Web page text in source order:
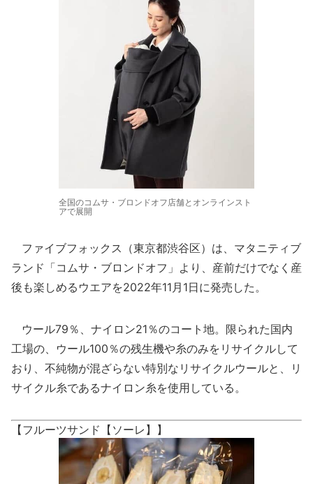
全国のコムサ・ブロンドオフ店舗とオンラインスト
アで展開
ファイブフォックス（東京都渋谷区）は、マタニティブ
ランド「コムサ・ブロンドオフ」より、産前だけでなく産
後も楽しめるウエアを2022年11月1日に発売した。
ウール79％、ナイロン21％のコート地。限られた国内
工場の、ウール100％の残生機や糸のみをリサイクルして
おり、不純物が混ざらない特別なリサイクルウールと、リ
サイクル糸であるナイロン糸を使用している。
【フルーツサンド【ソーレ】】